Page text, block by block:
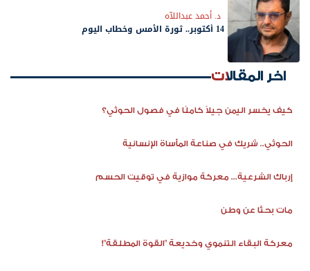
د. أحمد عبداللآه
14 أكتوبر.. ثورة الأمس وخطاب اليوم
اخر المقالات
كيف يخسر اليمن جيلاً كاملًا في فصول الحوثي؟
الحوثي.. شريك في صناعة المأساة الإنسانية
إرباك الشرعية... معركة موازية في توقيت الحسم
مات بحثًا عن وطن
معركة البقاء التنموي وخديعة "القوة المطلقة"!